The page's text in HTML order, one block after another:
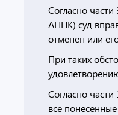
Согласно
АППК) суд
отменен или
При таких
Согласно
все